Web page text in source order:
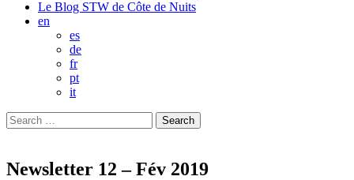
Le Blog STW de Côte de Nuits
en
es
de
fr
pt
it
Search
for:
Newsletter 12 – Fév 2019